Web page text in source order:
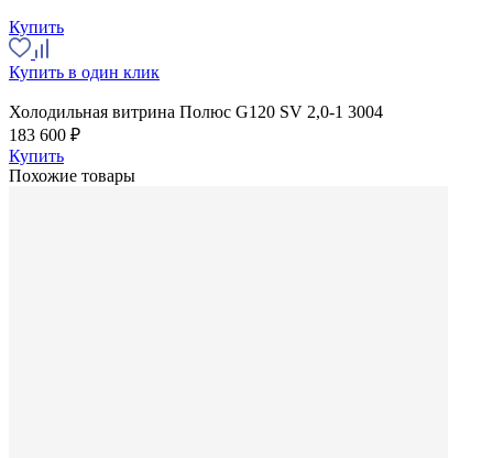
Купить
Купить в один клик
Холодильная витрина Полюс G120 SV 2,0-1 3004
183 600 ₽
Купить
Похожие товары